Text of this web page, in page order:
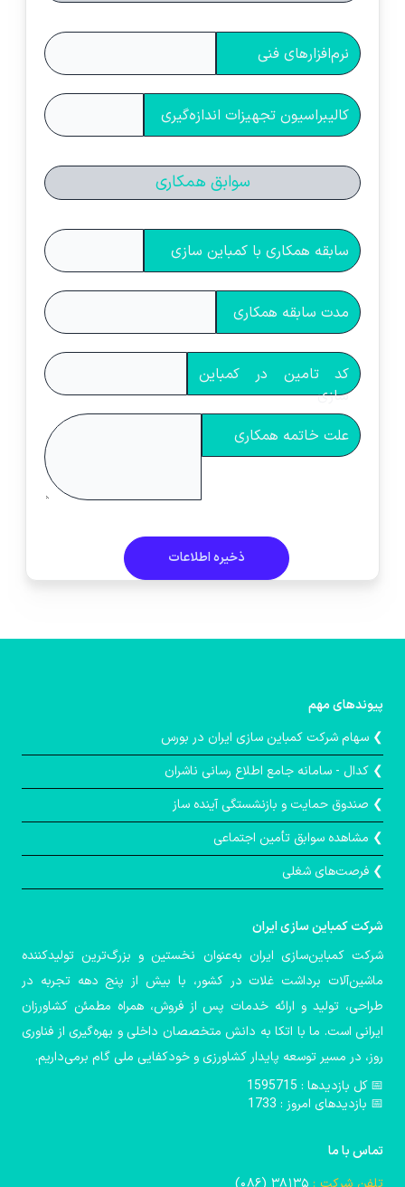
نرم‌افزارهای فنی
کالیبراسیون تجهیزات اندازه‌گیری
سوابق همکاری
سابقه همکاری با کمباین سازی
مدت سابقه همکاری
کد تامین در کمباین
سازی
علت خاتمه همکاری
ذخیره اطلاعات
پیوندهای مهم
❯ سهام شرکت کمباین سازی ایران در بورس
❯ کدال - سامانه جامع اطلاع رسانی ناشران
❯ صندوق حمايت و بازنشستگی آينده ساز
❯ مشاهده سوابق تأمین اجتماعی
❯ فرصت‌های شغلی
شركت كمباین سازی ایران
شرکت کمباین‌سازی ایران به‌عنوان نخستین و بزرگ‌ترین تولیدکننده
ماشین‌آلات برداشت غلات در کشور، با بیش از پنج دهه تجربه در
طراحی، تولید و ارائه خدمات پس از فروش، همراه مطمئن کشاورزان
ایرانی است. ما با اتکا به دانش متخصصان داخلی و بهره‌گیری از فناوری
روز، در مسیر توسعه پایدار کشاورزی و خودکفایی ملی گام برمی‌داریم.
📅️ کل بازدیدها : 1595715
📅 بازدیدهای امروز : 1733
تماس با ما